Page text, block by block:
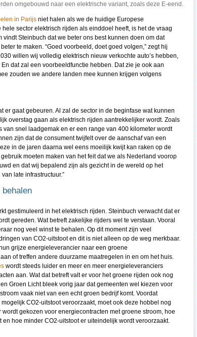
omgebouwd naar een elektrische variant, zoals deze E-eend.
in Parijs niet halen als we de huidige Europese
sector elektrisch rijden als einddoel heeft, is het de vraag
Steinbuch dat we beter ons best kunnen doen om dat
te maken. “Goed voorbeeld, doet goed volgen,” zegt hij
willen wij volledig elektrisch nieuw verkochte auto’s hebben,
dat zal een voorbeeldfunctie hebben. Dat zie je ook aan
zouden we andere landen mee kunnen krijgen volgens
er gaat gebeuren. Al zal de sector in de beginfase wat kunnen
overstag gaan als elektrisch rijden aantrekkelijker wordt. Zoals
van snel laadgemak en er een range van 400 kilometer wordt
zijn dat de consument twijfelt over de aanschaf van een
in de jaren daarna wel eens moeilijk kwijt kan raken op de
moeten maken van het feit dat we als Nederland voorop
en dat wij bepalend zijn als gezicht in de wereld op het
late infrastructuur.”
gestimuleerd in het elektrisch rijden. Steinbuch verwacht dat er
gereden. Wat betreft zakelijke rijders wel te verstaan. Vooral
nog veel winst te behalen. Op dit moment zijn veel
van CO2-uitstoot en dit is niet alleen op de weg merkbaar.
grijze energieleverancier naar een groene
of treffen andere duurzame maatregelen in en om het huis.
wordt steeds luider en meer en meer energieleveranciers
aan. Wat dat betreft valt er voor het groene rijden ook nog
Groen Licht bleek vorig jaar dat gemeenten wel kiezen voor
vaak niet van een echt groen bedrijf komt. Voordat
CO2-uitstoot veroorzaakt, moet ook deze hobbel nog
gekozen voor energiecontracten met groene stroom, hoe
hoe minder CO2-uitstoot er uiteindelijk wordt veroorzaakt.